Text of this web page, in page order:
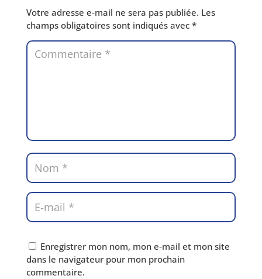
Votre adresse e‑mail ne sera pas publiée. Les
champs obli­ga­toires sont indi­qués avec *
Enregistrer mon nom, mon e‑mail et mon site
dans le navi­ga­teur pour mon pro­chain
commentaire.